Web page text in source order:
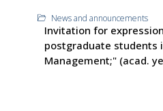
News and announcements
Invitation for
postgraduate students
Management;" (acad.